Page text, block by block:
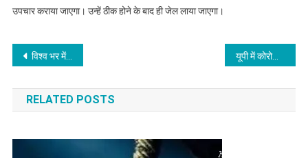
उपचार कराया जाएगा। उन्हें ठीक होने के बाद ही जेल लाया जाएगा।
Post
navigation
विश्व भर में कोरोना वायरस के मामले 1.6 करोड़ के पार पहुंचे यूपी में कोरोना वायरस के एक दिन में मिले 3200 से अधिक मामले, कुल संख्या 67 हजार हुई
RELATED POSTS